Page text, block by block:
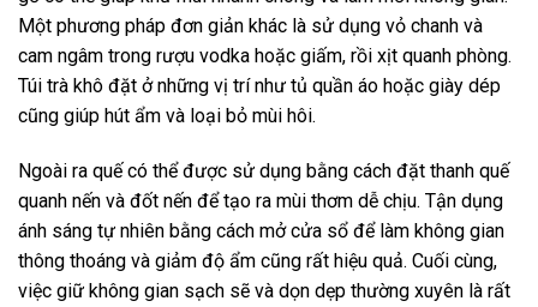
Một phương pháp đơn giản khác là sử dụng vỏ chanh và
cam ngâm trong rượu vodka hoặc giấm, rồi xịt quanh phòng.
Túi trà khô đặt ở những vị trí như tủ quần áo hoặc giày dép
cũng giúp hút ẩm và loại bỏ mùi hôi.
Ngoài ra quế có thể được sử dụng bằng cách đặt thanh quế
quanh nến và đốt nến để tạo ra mùi thơm dễ chịu. Tận dụng
ánh sáng tự nhiên bằng cách mở cửa sổ để làm không gian
thông thoáng và giảm độ ẩm cũng rất hiệu quả. Cuối cùng,
việc giữ không gian sạch sẽ và dọn dẹp thường xuyên là rất